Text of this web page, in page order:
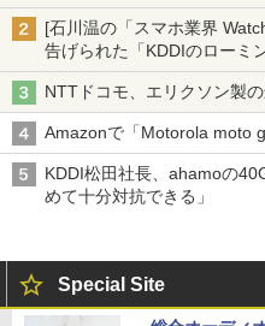
[石川温の「スマホ業界
告げられた「KDDIのローミ
穴と楽天モバイルの課題
NTTドコモ、エリクソン製
Amazonで「Motorola moto
KDDI松田社長、ahamoの
めて十分対抗できる」
Special Site